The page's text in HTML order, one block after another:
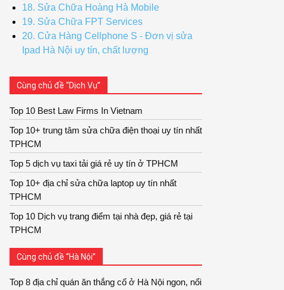
18. Sửa Chữa Hoàng Hà Mobile
19. Sửa Chữa FPT Services
20. Cửa Hàng Cellphone S - Đơn vị sửa
Ipad Hà Nội uy tín, chất lượng
Cùng chủ đề “Dịch Vụ”
Top 10 Best Law Firms In Vietnam
Top 10+ trung tâm sửa chữa điện thoại uy tín nhất
TPHCM
Top 5 dịch vụ taxi tải giá rẻ uy tín ở TPHCM
Top 10+ địa chỉ sửa chữa laptop uy tín nhất
TPHCM
Top 10 Dịch vụ trang điểm tại nhà đẹp, giá rẻ tại
TPHCM
Cùng chủ đề “Hà Nội”
Top 8 địa chỉ quán ăn thắng cố ở Hà Nội ngon, nổi